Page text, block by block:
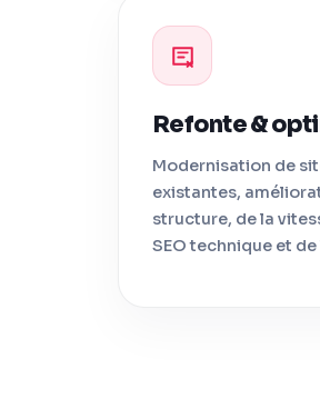
Refonte &
Modernisation de
existantes,
structure, de la
SEO technique et